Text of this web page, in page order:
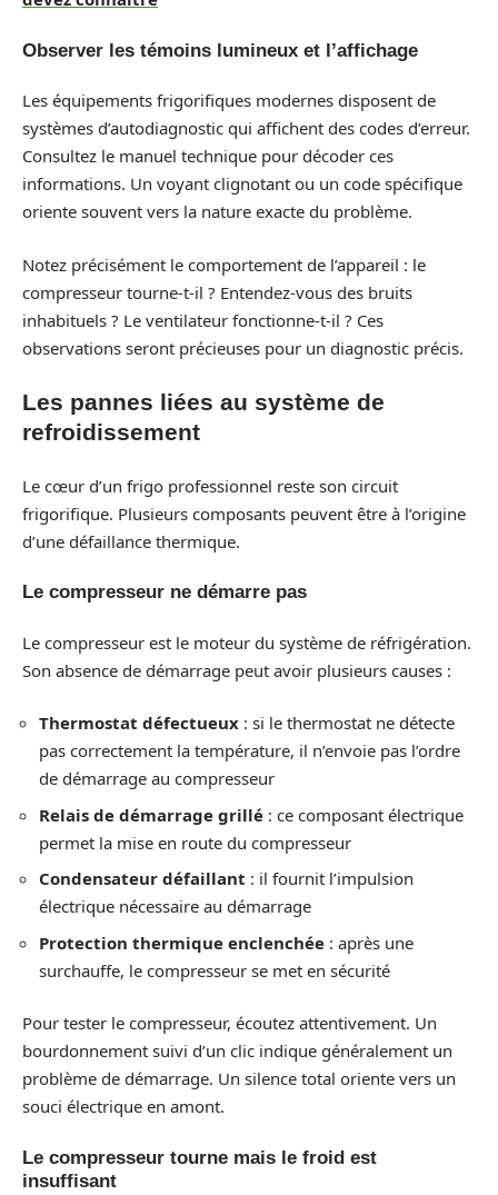
Observer les témoins lumineux et l’affichage
Les équipements frigorifiques modernes disposent de
systèmes d’autodiagnostic qui affichent des codes d’erreur.
Consultez le manuel technique pour décoder ces
informations. Un voyant clignotant ou un code spécifique
oriente souvent vers la nature exacte du problème.
Notez précisément le comportement de l’appareil : le
compresseur tourne-t-il ? Entendez-vous des bruits
inhabituels ? Le ventilateur fonctionne-t-il ? Ces
observations seront précieuses pour un diagnostic précis.
Les pannes liées au système de
refroidissement
Le cœur d’un frigo professionnel reste son circuit
frigorifique. Plusieurs composants peuvent être à l’origine
d’une défaillance thermique.
Le compresseur ne démarre pas
Le compresseur est le moteur du système de réfrigération.
Son absence de démarrage peut avoir plusieurs causes :
Thermostat défectueux : si le thermostat ne détecte
pas correctement la température, il n’envoie pas l’ordre
de démarrage au compresseur
Relais de démarrage grillé : ce composant électrique
permet la mise en route du compresseur
Condensateur défaillant : il fournit l’impulsion
électrique nécessaire au démarrage
Protection thermique enclenchée : après une
surchauffe, le compresseur se met en sécurité
Pour tester le compresseur, écoutez attentivement. Un
bourdonnement suivi d’un clic indique généralement un
problème de démarrage. Un silence total oriente vers un
souci électrique en amont.
Le compresseur tourne mais le froid est
insuffisant